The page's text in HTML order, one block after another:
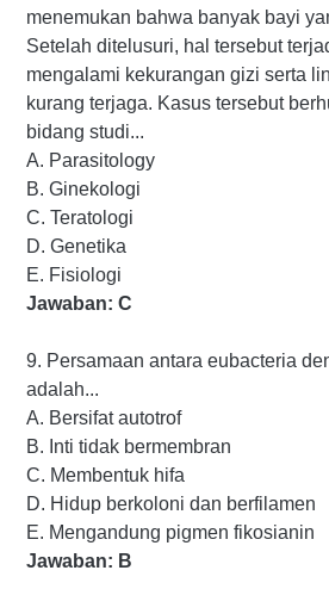
menemukan bahwa banyak bayi
Setelah ditelusuri, hal tersebut
mengalami kekurangan gizi serta
kurang terjaga. Kasus tersebut
bidang studi...
A. Parasitology
B. Ginekologi
C. Teratologi
D. Genetika
E. Fisiologi
Jawaban: C
9. Persamaan antara eubacteria
adalah...
A. Bersifat autotrof
B. Inti tidak bermembran
C. Membentuk hifa
D. Hidup berkoloni dan berfilamen
E. Mengandung pigmen fikosianin
Jawaban: B